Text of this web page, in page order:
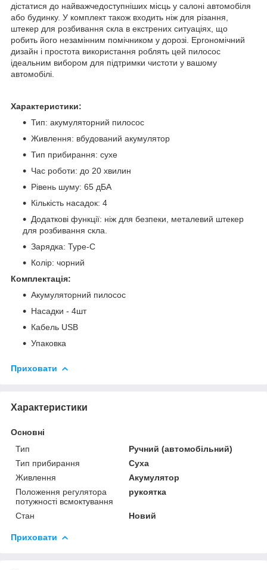
дістатися до найважчедоступніших місць у салоні автомобіля
або будинку. У комплект також входить ніж для різання,
штекер для розбивання скла в екстрених ситуаціях, що
робить його незамінним помічником у дорозі. Ергономічний
дизайн і простота використання роблять цей пилосос
ідеальним вибором для підтримки чистоти у вашому
автомобілі.
Характеристики:
Тип: акумуляторний пилосос
Живлення: вбудований акумулятор
Тип прибирання: сухе
Час роботи: до 20 хвилин
Рівень шуму: 65 дБА
Кількість насадок: 4
Додаткові функції: ніж для безпеки, металевий штекер
для розбивання скла.
Зарядка: Type-C
Колір: чорний
Комплектація:
Акумуляторний пилосос
Насадки - 4шт
Кабель USB
Упаковка
Приховати
Характеристики
Основні
Тип
Ручний (автомобільний)
Тип прибирання
Суха
Живлення
Акумулятор
Положення регулятора
потужності всмоктування
рукоятка
Стан Новий
Приховати